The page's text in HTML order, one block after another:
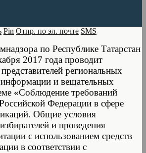
Pin Отпр. по эл. почте SMS
по Республике Татарстан
2017 года проводит
региональных
информации и вещательных
«Соблюдение требований
Российской Федерации в сфере
Общие условия
и проведения
с использованием средств
в соответствии с